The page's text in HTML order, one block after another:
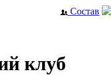
Состав
клуб